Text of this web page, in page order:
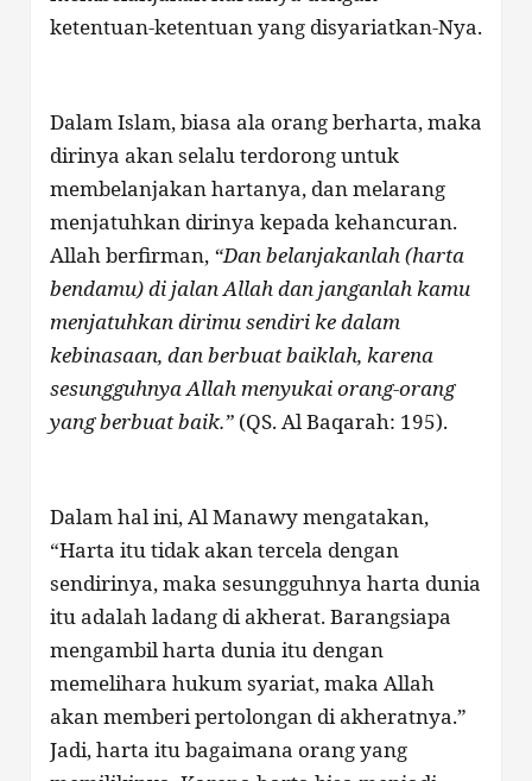
ketentuan-ketentuan yang disyariatkan-Nya.
Dalam Islam, biasa ala orang berharta, maka
dirinya akan selalu terdorong untuk
membelanjakan hartanya, dan melarang
menjatuhkan dirinya kepada kehancuran.
Allah berfirman, “Dan belanjakanlah (harta
bendamu) di jalan Allah dan janganlah kamu
menjatuhkan dirimu sendiri ke dalam
kebinasaan, dan berbuat baiklah, karena
sesungguhnya Allah menyukai orang-orang
yang berbuat baik.” (QS. Al Baqarah: 195).
Dalam hal ini, Al Manawy mengatakan,
“Harta itu tidak akan tercela dengan
sendirinya, maka sesungguhnya harta dunia
itu adalah ladang di akherat. Barangsiapa
mengambil harta dunia itu dengan
memelihara hukum syariat, maka Allah
akan memberi pertolongan di akheratnya.”
Jadi, harta itu bagaimana orang yang